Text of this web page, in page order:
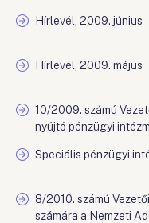
Hírlevél, 2009. június
Hírlevél, 2009. május
10/2009. számú
nyújtó pénzügyi
Speciális pénzügyi
8/2010. számú
számára a Nemzeti